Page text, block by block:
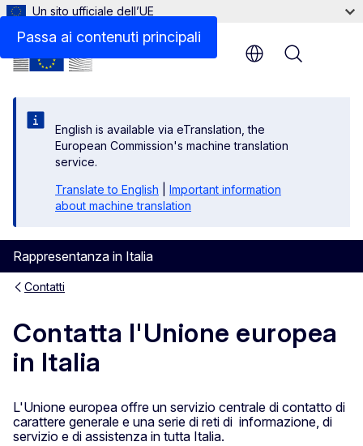
Passa ai contenuti principali
Un sito ufficiale dell’UE
English is available via eTranslation, the
European Commission's machine translation
service.
Translate to English
Important information
about machine translation
Rappresentanza in Italia
Menu
Contatti
Contatta l'Unione europea
in Italia
L'Unione europea offre un servizio centrale di contatto di
carattere generale e una serie di reti di informazione, di
servizio e di assistenza in tutta Italia.